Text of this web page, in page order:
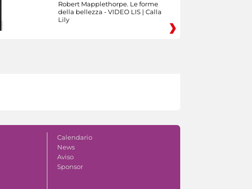
Robert Mapplethorpe. Le forme
della bellezza - VIDEO LIS | Calla
Lily
Calendario
News
Aviso
Sponsor